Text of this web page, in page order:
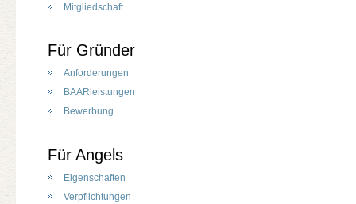
Mitgliedschaft
Für Gründer
Anforderungen
BAARleistungen
Bewerbung
Für Angels
Eigenschaften
Verpflichtungen